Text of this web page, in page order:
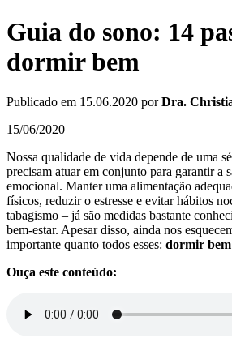
Guia do sono: 14
dormir bem
Publicado em 15.06.2020 porDra.
15/06/2020
Nossa qualidade de vida depende de uma
precisam atuar em conjunto para garantir a
emocional. Manter uma alimentação
físicos, reduzir o estresse e evitar hábitos
tabagismo – já são medidas bastante
bem-estar. Apesar disso, ainda nos
importante quanto todos esses: dormir
Ouça este conteúdo: